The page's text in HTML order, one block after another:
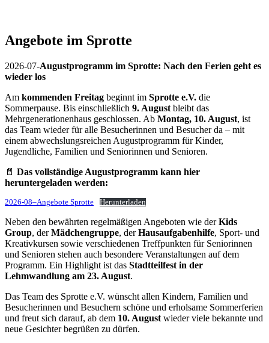
Angebote im Sprotte
2026-07-Augustprogramm im Sprotte: Nach den Ferien geht es
wieder los
Am kommenden Freitag beginnt im Sprotte e.V. die
Sommerpause. Bis einschließlich 9. August bleibt das
Mehrgenerationenhaus geschlossen. Ab Montag, 10. August, ist
das Team wieder für alle Besucherinnen und Besucher da – mit
einem abwechslungsreichen Augustprogramm für Kinder,
Jugendliche, Familien und Seniorinnen und Senioren.
📄 Das vollständige Augustprogramm kann hier
heruntergeladen werden:
2026-08–Angebote Sprotte Herunterladen
Neben den bewährten regelmäßigen Angeboten wie derKids
Group, derMädchengruppe, derHausaufgabenhilfe, Sport- und
Kreativkursen sowie verschiedenen Treffpunkten für Seniorinnen
und Senioren stehen auch besondere Veranstaltungen auf dem
Programm. Ein Highlight ist das Stadtteilfest in der
Lehmwandlung am 23. August.
Das Team des Sprotte e.V. wünscht allen Kindern, Familien und
Besucherinnen und Besuchern schöne und erholsame Sommerferien
und freut sich darauf, ab dem 10. August wieder viele bekannte und
neue Gesichter begrüßen zu dürfen.